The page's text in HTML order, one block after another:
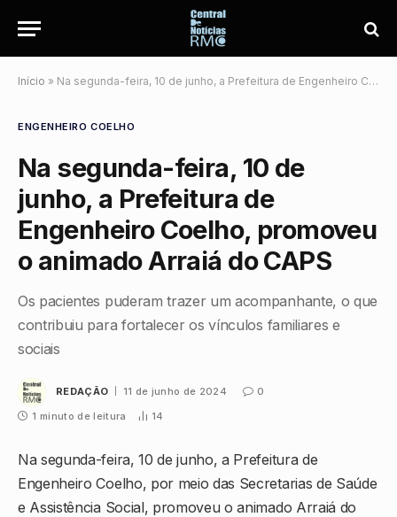
Início » Na segunda-feira, 10 de junho, a Prefeitura de Engenheiro Coelho, promoveu o animado Arraiá do CAPS
ENGENHEIRO COELHO
Na segunda-feira, 10 de
junho, a Prefeitura de
Engenheiro Coelho, promoveu
o animado Arraiá do CAPS
Os pacientes puderam trazer um acompanhante, o que
contribuiu para fortalecer os vínculos familiares e
sociais
REDAÇÃO 11 de junho de 2024
0
1 minuto de leitura
14
Na segunda-feira, 10 de junho, a Prefeitura de
Engenheiro Coelho, por meio das Secretarias de Saúde
e Assistência Social, promoveu o animado Arraiá do